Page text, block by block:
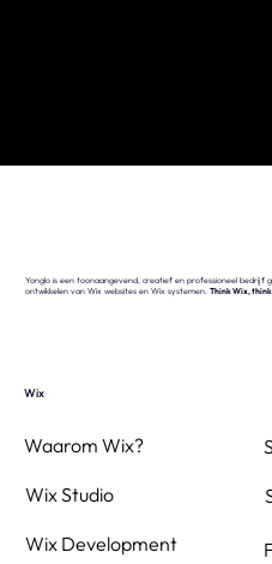
Yonglo is een toonaangevend, creatief en professioneel bedrijf
ontwikkelen van Wix websites en Wix systemen. Think Wix, think
Wix
Waarom Wix?
Wix Studio
Wix Development